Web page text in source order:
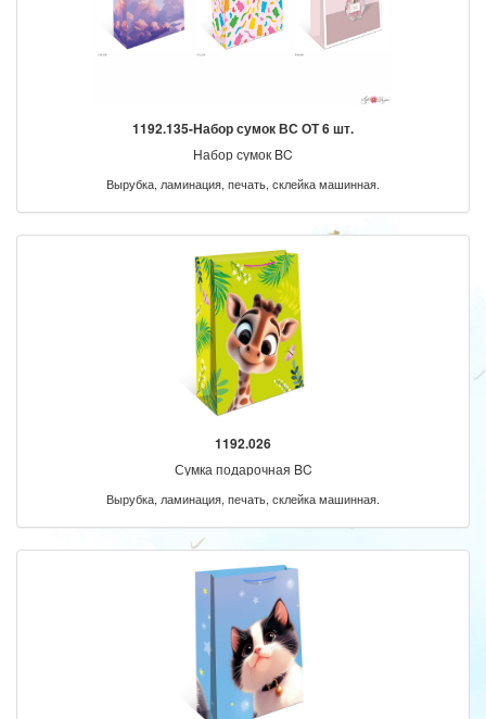
1192.135-Набор сумок ВС ОТ 6 шт.
Набор сумок BC
Вырубка, ламинация, печать, склейка машинная.
1192.026
Сумка подарочная BC
Вырубка, ламинация, печать, склейка машинная.